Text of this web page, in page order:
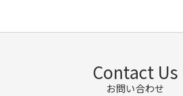
Contact Us
お問い合わせ